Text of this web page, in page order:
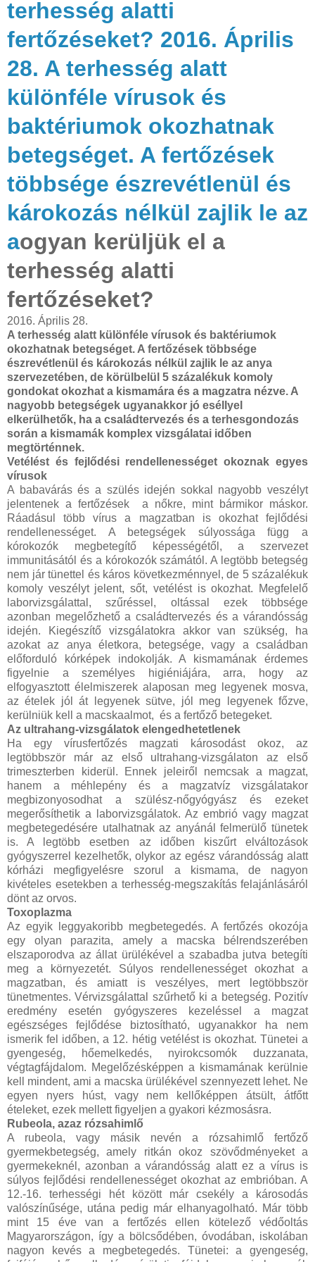
terhesség alatti
fertőzéseket? 2016. Április
28. A terhesség alatt
különféle vírusok és
baktériumok okozhatnak
betegséget. A fertőzések
többsége észrevétlenül és
károkozás nélkül zajlik le az
aogyan kerüljük el a
terhesség alatti
fertőzéseket?
2016. Április 28.
A terhesség alatt különféle vírusok és baktériumok
okozhatnak betegséget. A fertőzések többsége
észrevétlenül és károkozás nélkül zajlik le az anya
szervezetében, de körülbelül 5 százalékuk komoly
gondokat okozhat a kismamára és a magzatra nézve. A
nagyobb betegségek ugyanakkor jó eséllyel
elkerülhetők, ha a családtervezés és a terhesgondozás
során a kismamák komplex vizsgálatai időben
megtörténnek.
Vetélést és fejlődési rendellenességet okoznak egyes
vírusok
A babavárás és a szülés idején sokkal nagyobb veszélyt
jelentenek a fertőzések a nőkre, mint bármikor máskor.
Ráadásul több vírus a magzatban is okozhat fejlődési
rendellenességet. A betegségek súlyossága függ a
kórokozók megbetegítő képességétől, a szervezet
immunitásától és a kórokozók számától. A legtöbb betegség
nem jár tünettel és káros következménnyel, de 5 százalékuk
komoly veszélyt jelent, sőt, vetélést is okozhat. Megfelelő
laborvizsgálattal, szűréssel, oltással ezek többsége
azonban megelőzhető a családtervezés és a várandósság
idején. Kiegészítő vizsgálatokra akkor van szükség, ha
azokat az anya életkora, betegsége, vagy a családban
előforduló kórképek indokolják. A kismamának érdemes
figyelnie a személyes higiéniájára, arra, hogy az
elfogyasztott élelmiszerek alaposan meg legyenek mosva,
az ételek jól át legyenek sütve, jól meg legyenek főzve,
kerülniük kell a macskaalmot, és a fertőző betegeket.
Az ultrahang-vizsgálatok elengedhetetlenek
Ha egy vírusfertőzés magzati károsodást okoz, az
legtöbbször már az első ultrahang-vizsgálaton az első
trimeszterben kiderül. Ennek jeleiről nemcsak a magzat,
hanem a méhlepény és a magzatvíz vizsgálatakor
megbizonyosodhat a szülész-nőgyógyász és ezeket
megerősíthetik a laborvizsgálatok. Az embrió vagy magzat
megbetegedésére utalhatnak az anyánál felmerülő tünetek
is. A legtöbb esetben az időben kiszűrt elváltozások
gyógyszerrel kezelhetők, olykor az egész várandósság alatt
kórházi megfigyelésre szorul a kismama, de nagyon
kivételes esetekben a terhesség-megszakítás felajánlásáról
dönt az orvos.
Toxoplazma
Az egyik leggyakoribb megbetegedés. A fertőzés okozója
egy olyan parazita, amely a macska bélrendszerében
elszaporodva az állat ürülékével a szabadba jutva betegíti
meg a környezetét. Súlyos rendellenességet okozhat a
magzatban, és amiatt is veszélyes, mert legtöbbször
tünetmentes. Vérvizsgálattal szűrhető ki a betegség. Pozitív
eredmény esetén gyógyszeres kezeléssel a magzat
egészséges fejlődése biztosítható, ugyanakkor ha nem
ismerik fel időben, a 12. hétig vetélést is okozhat. Tünetei a
gyengeség, hőemelkedés, nyirokcsomók duzzanata,
végtagfájdalom. Megelőzésképpen a kismamának kerülnie
kell mindent, ami a macska ürülékével szennyezett lehet. Ne
egyen nyers húst, vagy nem kellőképpen átsült, átfőtt
ételeket, ezek mellett figyeljen a gyakori kézmosásra.
Rubeola, azaz rózsahimlő
A rubeola, vagy másik nevén a rózsahimlő fertőző
gyermekbetegség, amely ritkán okoz szövődményeket a
gyermekeknél, azonban a várandósság alatt ez a vírus is
súlyos fejlődési rendellenességet okozhat az embrióban. A
12.-16. terhességi hét között már csekély a károsodás
valószínűsége, utána pedig már elhanyagolható. Már több
mint 15 éve van a fertőzés ellen kötelező védőoltás
Magyarországon, így a bölcsődében, óvodában, iskolában
nagyon kevés a megbetegedés. Tünetei: a gyengeség,